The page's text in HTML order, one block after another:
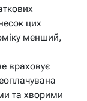
цих
менший,
враховує
та хворими